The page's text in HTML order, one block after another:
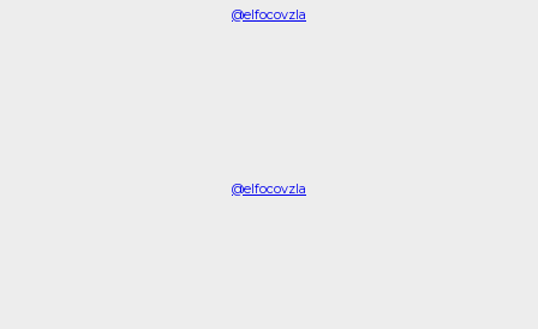
@elfocovzla
@elfocovzla